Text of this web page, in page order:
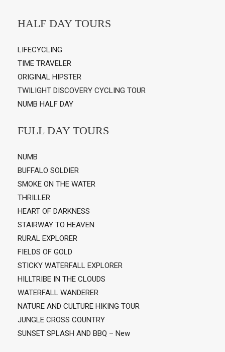
HALF DAY TOURS
LIFECYCLING
TIME TRAVELER
ORIGINAL HIPSTER
TWILIGHT DISCOVERY CYCLING TOUR
NUMB HALF DAY
FULL DAY TOURS
NUMB
BUFFALO SOLDIER
SMOKE ON THE WATER
THRILLER
HEART OF DARKNESS
STAIRWAY TO HEAVEN
RURAL EXPLORER
FIELDS OF GOLD
STICKY WATERFALL EXPLORER
HILLTRIBE IN THE CLOUDS
WATERFALL WANDERER
NATURE AND CULTURE HIKING TOUR
JUNGLE CROSS COUNTRY
SUNSET SPLASH AND BBQ – New